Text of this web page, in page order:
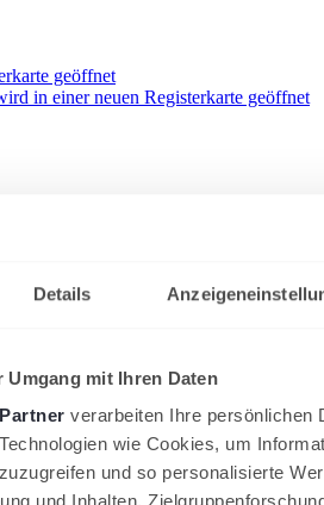
Details
mit Ihren Daten
verarbeiten Ihre persönlichen
wie Cookies, um
und so personalisierte
geöffnet
in einer neuen Registerkarte geöffnet